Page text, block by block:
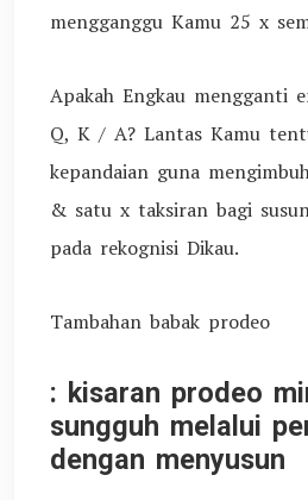
mengganggu Kamu 25 x
Apakah Engkau mengganti
Q, K / A? Lantas Kamu
kepandaian guna
& satu x taksiran bagi
pada rekognisi Dikau.
Tambahan babak prodeo
: kisaran prodeo
sungguh melalui
dengan menyusun